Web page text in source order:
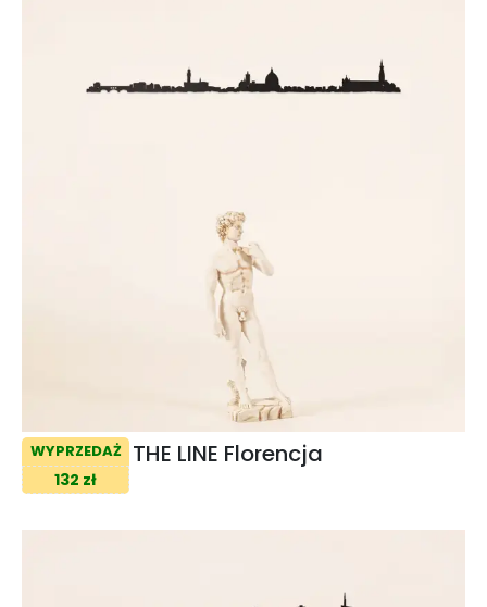
WYPRZEDAŻ
132 zł
THE LINE Florencja